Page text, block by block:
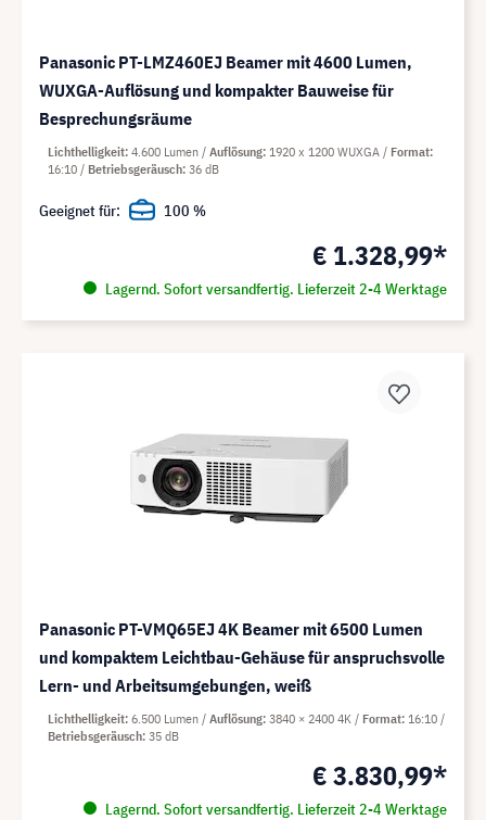
Panasonic PT-LMZ460EJ Beamer mit 4600 Lumen,
WUXGA-Auflösung und kompakter Bauweise für
Besprechungsräume
€ 1.328,99*
Lagernd. Sofort versandfertig. Lieferzeit 2-4 Werktage
Lichthelligkeit 4.600 Lumen Auflösung 1920 x 1200 WUXGA
Format
16:10
Betriebsgeräusch 36 dB
Geeignet für: 100 %
Panasonic PT-VMQ65EJ 4K Beamer mit 6500 Lumen
und kompaktem Leichtbau-Gehäuse für anspruchsvolle
Lern- und Arbeitsumgebungen, weiß
€ 3.830,99*
Lagernd. Sofort versandfertig. Lieferzeit 2-4 Werktage
Lichthelligkeit 6.500 Lumen Auflösung 3840 × 2400 4K Format 16:10
Betriebsgeräusch 35 dB